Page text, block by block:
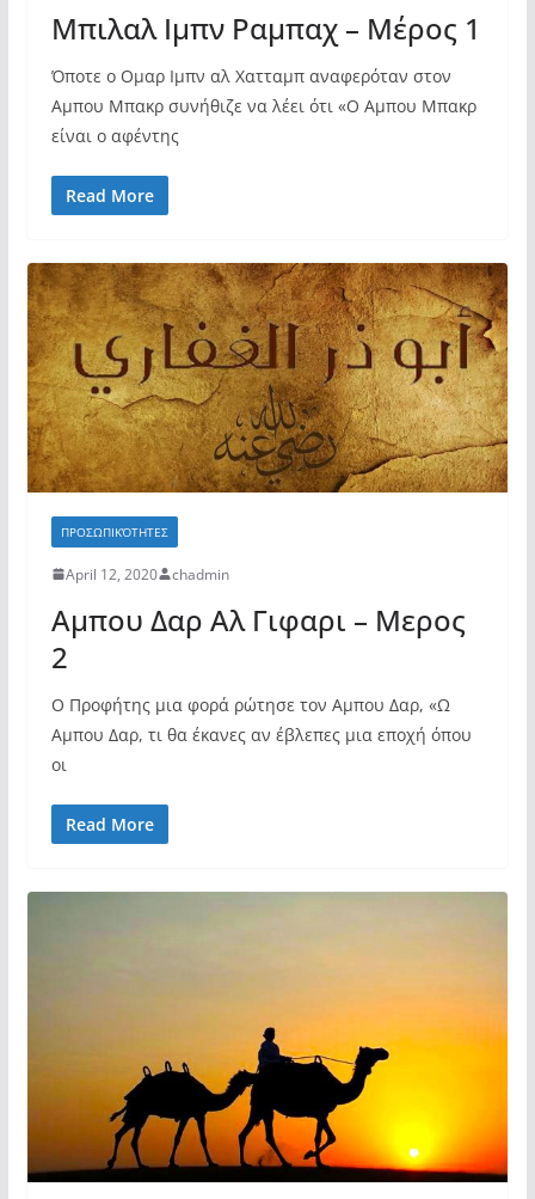
Μπιλαλ Ιμπν Ραμπαχ – Μέρος 1
Όποτε ο Ομαρ Ιμπν αλ Χατταμπ αναφερόταν στον
Αμπου Μπακρ συνήθιζε να λέει ότι «Ο Αμπου Μπακρ
είναι ο αφέντης
Read More
ΠΡΟΣΩΠΙΚΌΤΗΤΕΣ
April 12, 2020 chadmin
Αμπου Δαρ Αλ Γιφαρι – Μερος
2
Ο Προφήτης μια φορά ρώτησε τον Αμπου Δαρ, «Ω
Αμπου Δαρ, τι θα έκανες αν έβλεπες μια εποχή όπου
οι
Read More